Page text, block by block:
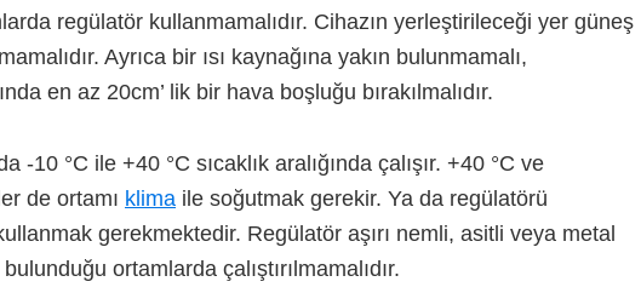
regülatör kullanmamalıdır. Cihazın yerleştirileceği yer güneş
Ayrıca bir ısı kaynağına yakın bulunmamalı,
en az 20cm’ lik bir hava boşluğu bırakılmalıdır.
-10 °C ile +40 °C sıcaklık aralığında çalışır. +40 °C ve
de ortamı klima ile soğutmak gerekir. Ya da regülatörü
gerekmektedir. Regülatör aşırı nemli, asitli veya metal
ortamlarda çalıştırılmamalıdır.